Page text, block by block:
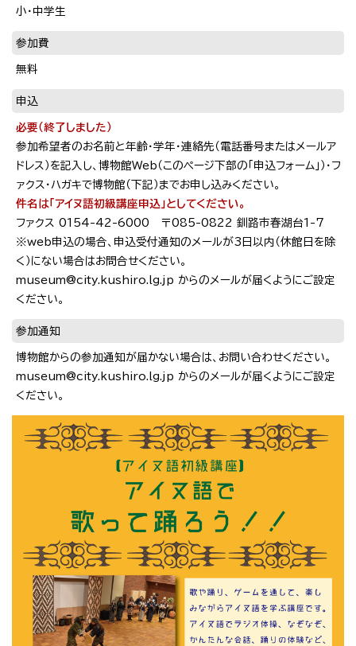
小・中学生
参加費
無料
申込
必要（終了しました）
参加希望者のお名前と年齢・学年・連絡先（電話番号またはメールア
ドレス）を記入し、博物館Web（このページ下部の「申込フォーム」）・フ
ァクス・ハガキで博物館（下記）までお申し込みください。
件名は「アイヌ語初級講座申込」としてください。
ファクス 0154-42-6000 〒085-0822 釧路市春湖台1-7
※web申込の場合、申込受付通知のメールが3日以内（休館日を除
く）にない場合はお問合せください。
museum@city.kushiro.lg.jp からのメールが届くようにご設定
ください。
参加通知
博物館からの参加通知が届かない場合は、お問い合わせください。
museum@city.kushiro.lg.jp からのメールが届くようにご設定
ください。